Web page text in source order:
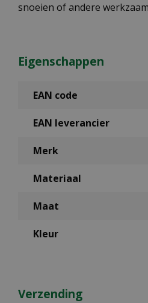
snoeien of andere
Eigenschappen
EAN code
EAN leverancier
Merk
Materiaal
Maat
Kleur
Verzending